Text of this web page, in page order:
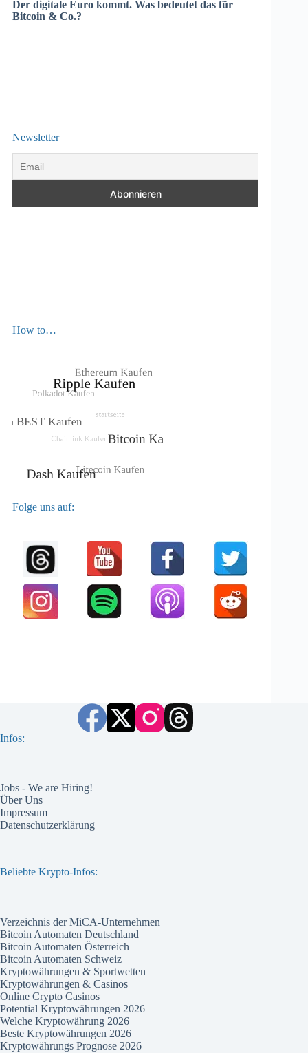
Der digitale Euro kommt. Was bedeutet das für
Bitcoin & Co.?
Newsletter
How to…
Folge uns auf:
Infos:
Jobs - We are Hiring!
Über Uns
Impressum
Datenschutzerklärung
Beliebte Krypto-Infos:
Verzeichnis der MiCA-Unternehmen
Bitcoin Automaten Deutschland
Bitcoin Automaten Österreich
Bitcoin Automaten Schweiz
Kryptowährungen & Sportwetten
Kryptowährungen & Casinos
Online Crypto Casinos
Potential Kryptowährungen 2026
Welche Kryptowährung 2026
Beste Kryptowährungen 2026
Kryptowährungs Prognose 2026